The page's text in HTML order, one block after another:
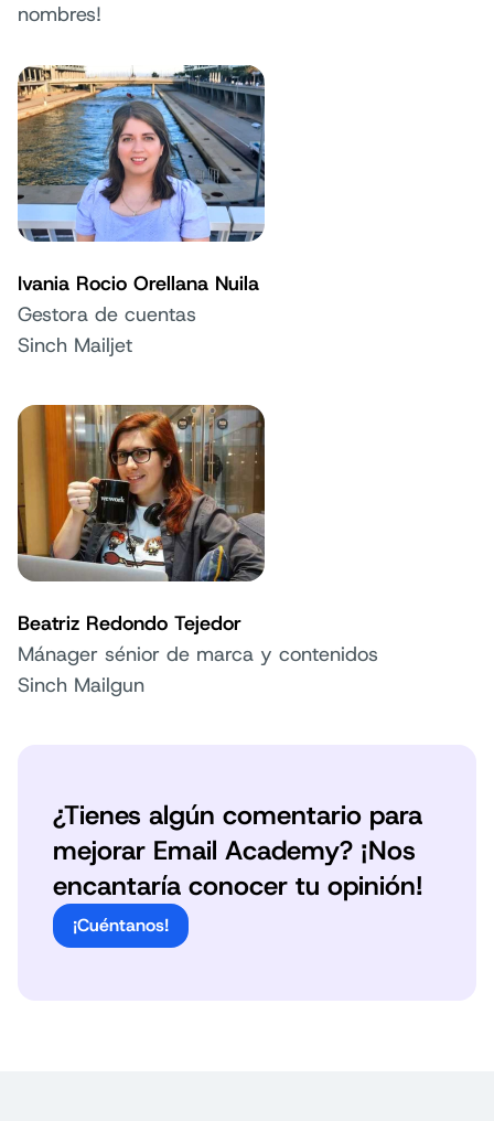
nombres!
Ivania Rocio Orellana Nuila
Gestora de cuentas
Sinch Mailjet
Beatriz Redondo Tejedor
Mánager sénior de marca y contenidos
Sinch Mailgun
¿Tienes algún comentario para
mejorar Email Academy? ¡Nos
encantaría conocer tu opinión!
¡Cuéntanos!